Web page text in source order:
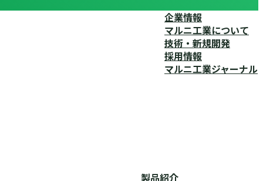
企業情報
マルニ工業について
技術・新規開発
採用情報
マルニ工業ジャーナル
製品紹介